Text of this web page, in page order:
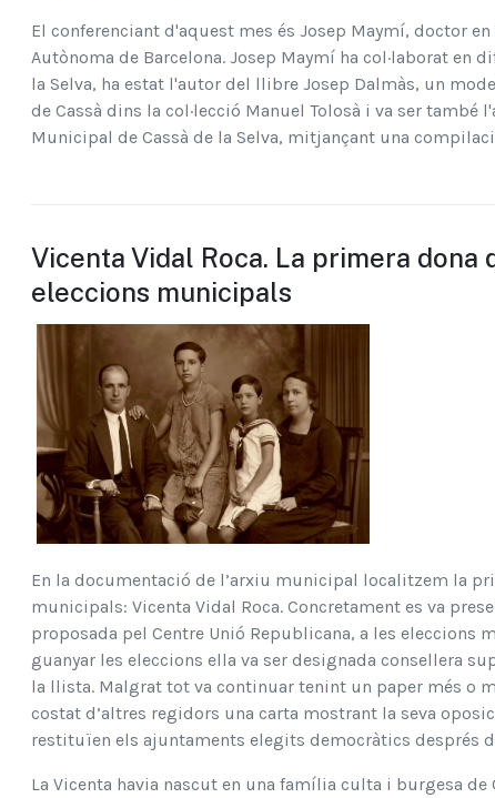
El conferenciant d'aquest mes és Josep Maymí, doctor
Autònoma de Barcelona. Josep Maymí ha col·laborat en
la Selva, ha estat l'autor del llibre Josep Dalmàs, un
de Cassà dins la col·lecció Manuel Tolosà i va ser
Municipal de Cassà de la Selva, mitjançant una
Vicenta Vidal Roca. La primera dona
eleccions municipals
En la documentació de l’arxiu municipal localitzem la
municipals: Vicenta Vidal Roca. Concretament es va
proposada pel Centre Unió Republicana, a les eleccions
guanyar les eleccions ella va ser designada consellera
la llista. Malgrat tot va continuar tenint un paper més o
costat d’altres regidors una carta mostrant la seva
restituïen els ajuntaments elegits democràtics després
La Vicenta havia nascut en una família culta i burgesa de